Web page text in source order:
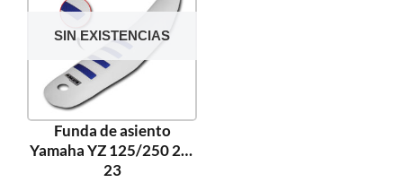
SIN EXISTENCIAS
Funda de asiento
Yamaha YZ 125/250 22-
23